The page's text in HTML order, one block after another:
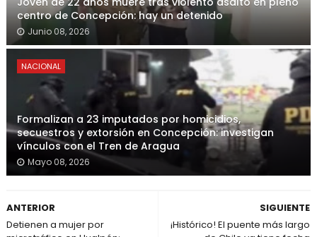
centro de Concepción: hay un detenido
Junio 08, 2026
NACIONAL
Formalizan a 23 imputados por homicidios,
secuestros y extorsión en Concepción: investigan
vínculos con el Tren de Aragua
Mayo 08, 2026
SIGUIENTE
¡Histórico! El puente más largo
ANTERIOR
Detienen a mujer por